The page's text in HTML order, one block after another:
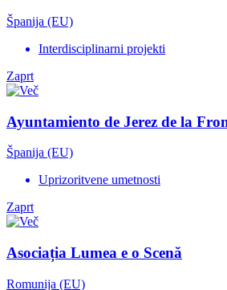
Španija (EU)
Interdisciplinarni projekti
Zaprt
Ayuntamiento de Jerez de la
Španija (EU)
Uprizoritvene umetnosti
Zaprt
Asociația Lumea e o Scenă
Romunija (EU)